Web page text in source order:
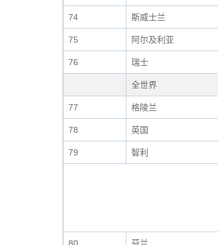
74 斯威士兰
75 阿尔及利亚
76 瑞士
全世界
77 格陵兰
78 英国
79 智利